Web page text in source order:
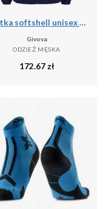
Kurtka softshell unisex Givova Kurtka niebieska
Givova
ODZIEŻ MĘSKA
172.67 zł